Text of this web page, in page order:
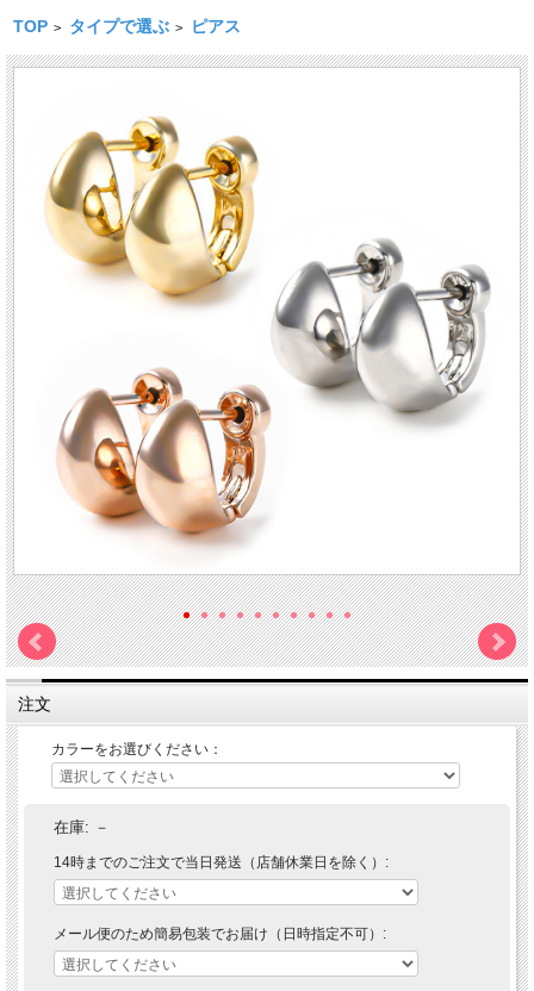
TOP > タイプで選ぶ > ピアス
注文
カラーをお選びください：
在庫: －
14時までのご注文で当日発送（店舗休業日を除く）:
メール便のため簡易包装でお届け（日時指定不可）: